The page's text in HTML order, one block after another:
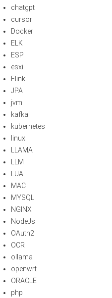
chatgpt
cursor
Docker
ELK
ESP
esxi
Flink
JPA
jvm
kafka
kubernetes
linux
LLAMA
LLM
LUA
MAC
MYSQL
NGINX
NodeJs
OAuth2
OCR
ollama
openwrt
ORACLE
php